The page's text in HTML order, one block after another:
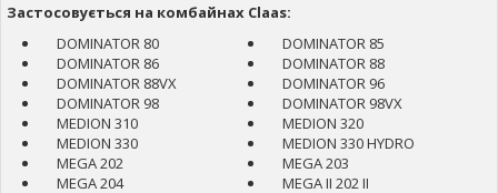
Застосовується на комбайнах Claas:
DOMINATOR 80
DOMINATOR 85
DOMINATOR 86
DOMINATOR 88
DOMINATOR 88VX
DOMINATOR 96
DOMINATOR 98
DOMINATOR 98VX
MEDION 310
MEDION 320
MEDION 330
MEDION 330 HYDRO
MEGA 202
MEGA 203
MEGA 204
MEGA II 202 II